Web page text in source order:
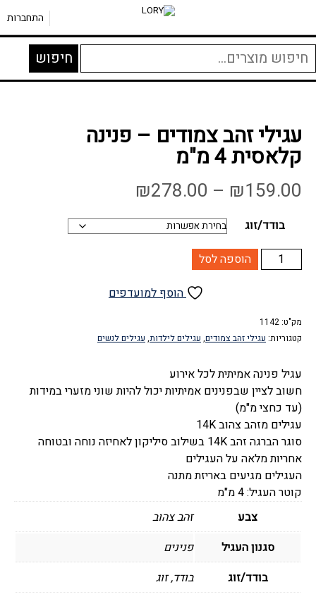
התחברות
חיפוש
עבור:
חיפוש
עגילים לנשים
עגילי זהב צמודים – פנינה
קלאסית 4 מ"מ
₪159.00
–
₪278.00
בודד/זוג
כמות
של
צמודים
-
קלאסית
4
מ"מ
הוספה לסל
הוסף למועדפים
מק"ט: 1142
קטגוריות: עגילי זהב צמודים, עגילים לילדות, עגילים לנשים
עגיל פנינה אמיתית לכל אירוע
חשוב לציין שבפנינים אמיתיות יכול להיות שוני מזערי במידות
(עד כחצי מ"מ)
עגילים מזהב צהוב 14K
סוגר הברגה זהב 14K בשילוב סיליקון לאחיזה נוחה ובטוחה
אחריות מלאה על העגילים
העגילים מגיעים באריזת מתנה
קוטר העגיל: 4 מ"מ
צבע
זהב צהוב
סגנון העגיל
פנינים
בודד/זוג
בודד, זוג